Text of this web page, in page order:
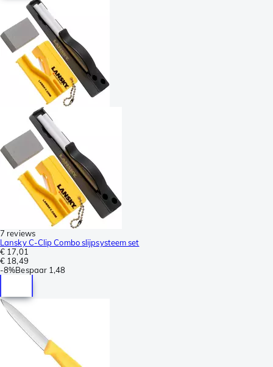
7 reviews
Lansky C-Clip Combo slijpsysteem set
€ 17,01
€ 18,49
-8%Bespaar 1,48